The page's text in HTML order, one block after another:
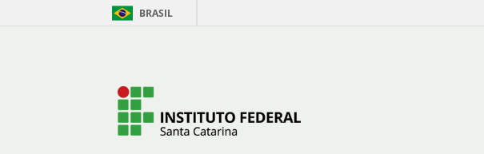
Pular para o Conteúdo BRASIL